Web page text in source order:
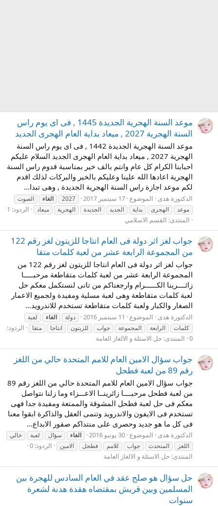
موعد السنة الهجرية الجديدة 1445 , فى اى يوم راس
السنة الهجرية 2027 , ميعاد بداية العام الهجرى الجديد
موعد السنة الهجرية الجديدة 1442 , فى اى يوم راس السنة
الهجرية 2027 , ميعاد بداية العام الهجرى الجديد السلام عليكم
احبابنا الكرام كل عام وانتم بالف خير بمناسبة قدوم راس السنة
الهجرية اعادها الله علينا وعليكم بالخير والبركات لذلك اقدم
لكم موعد اجازة راس السنة الهجرية الجديدة , وهى تبدا...
الدكتورة هدى الموضوع 17 سبتمبر 2017 2027 الغاء
الصوت
موعد
الهجرى بداية الجديد الجديدة الهجرية ميعاد
الردود: 1
المنتدى: القسم الاسلامي
جواب لغز اثر دولة فى العام انتاجا للزيتون لغز رقم 122
من المجموعة الرابعة عشر من لعبة كلمات متقا
جواب لغز اثر دولة فى العام انتاجا للزيتون لغز رقم 122 من
المجموعة الرابعة عشر من لعبة كلمات متقاطعة مرحبـــــا
زائــــرينا الكــــــرام وارجعناكم من تانى لنستكمل معكم حل
لعبة كلمات متقاطعة وهى لعبة مسلية ومفيدة ولجميع الاعمار
الصغار والكبار ولعبة كلمات متقاطعة تستخدم للاندرويد...
الدكتورة هدى الموضوع 11 سبتمبر 2016 دولة الغاء
لعبة
كلمات
الرابعة المجموعة جواب للزيتون انتاجا متقا
الردود:
0 المنتدى: حل الاسئلة و الالغاز العامة
جواب سؤال الامين العام للامم المتحدة حالي من اللغز
رقم 89 من لعبة فطحل
جواب سؤال الامين العام للامم المتحدة حالي من اللغز رقم 89
من لعبة فطحل مرحبــــا زائرينــا الاعـــزاء وما زلنا نتواصل
معكم فى حل لعبة فطحل المشوقة والممتعة ومفيدة جدا فهى
تستخدم فى الايفون والاندرويد وتنمى العقل والذاكرة ابقوا معنا
فى كل ما هو جديد وحصرى على منتداكم صقور الابداع...
الدكتورة هدى الموضوع 30 يونيو 2016 الغاء سؤال لعبة
خالي
اللغز
المتحدث جواب للامم فطحل الامين
الردود: 0
المنتدى: حل الاسئلة و الالغاز العامة
حل سؤال هو صلح عقد في العام السادس للهجرة بين
المسلمين وبين قريش بمقتضاه هقدة هدنة لشعرة
سنوات